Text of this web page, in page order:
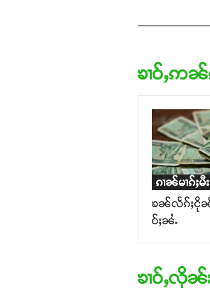
ၶၢဝ်ႇဢၼ်
ၵၢၼ်မၢၵ်ႈမီး
ၶၼ်လႅၵ်ႈငိုၼ်
ဝ်ႈၼႆႉ
ၶၢဝ်ႇလို